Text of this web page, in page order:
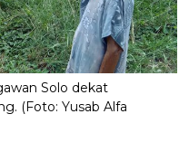
Solo dekat
(Foto: Yusab Alfa